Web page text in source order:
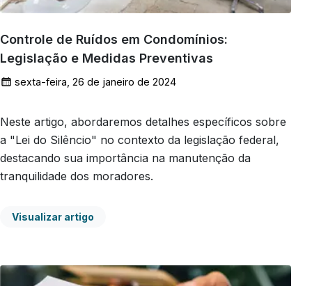
Controle de Ruídos em Condomínios:
Legislação e Medidas Preventivas
sexta-feira, 26 de janeiro de 2024
Neste artigo, abordaremos detalhes específicos sobre
a "Lei do Silêncio" no contexto da legislação federal,
destacando sua importância na manutenção da
tranquilidade dos moradores.
Visualizar artigo